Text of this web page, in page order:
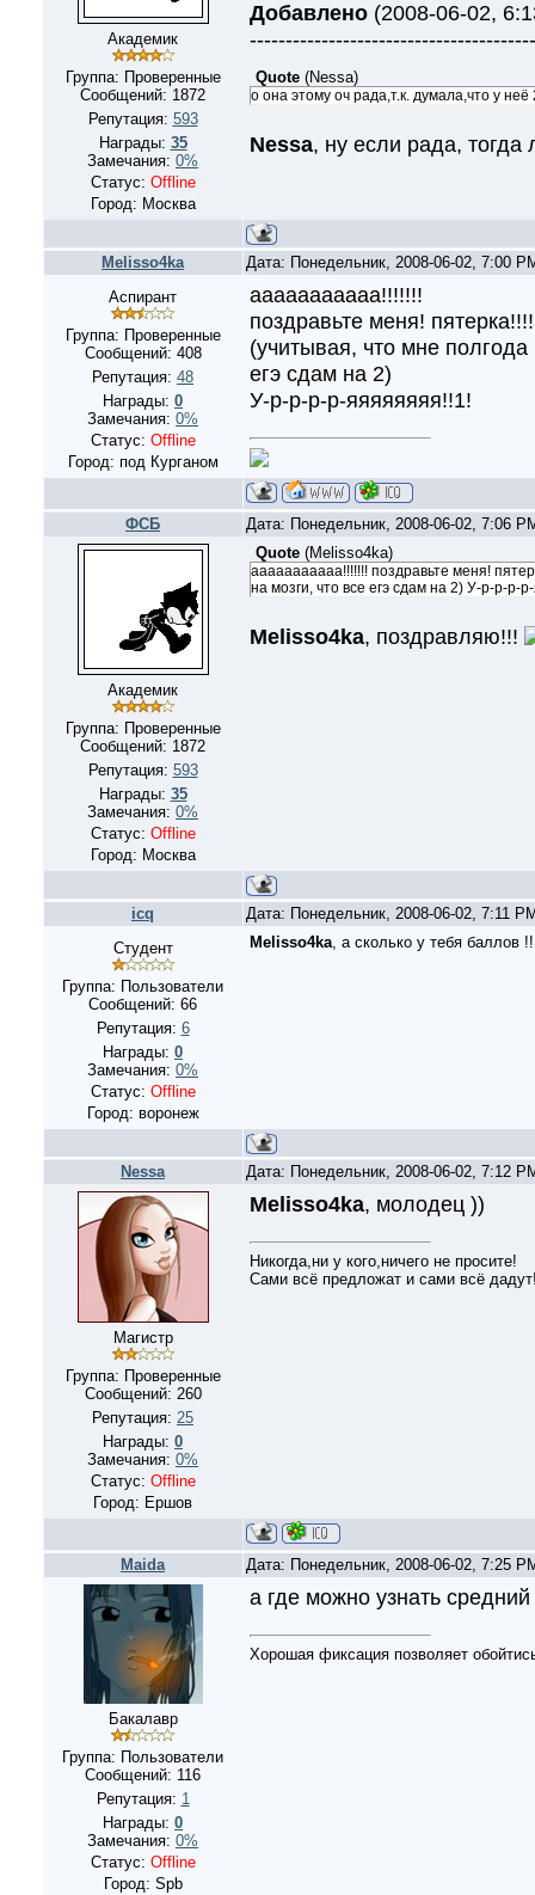
Академик
Группа: Проверенные
Сообщений: 1872
Репутация: 593
Награды: 35
Замечания: 0%
Статус: Offline
Город: Москва
Добавлено(2008-06-02,
Quote(Nessa)
о она этому оч рада,т.к. думала,что у неё
Nessa, ну если рада, тогда
Melisso4ka
Дата: Понедельник, 2008-06-02, 7:00
Аспирант
Группа: Проверенные
Сообщений: 408
Репутация: 48
Награды: 0
Замечания: 0%
Статус: Offline
Город: под Курганом
ааааааааааа!!!!!!!
поздравьте меня! пятерка!!!!
(учитывая, что мне полгода
егэ сдам на 2)
У-р-р-р-р-яяяяяяяя!!1!
ФСБ Дата: Понедельник, 2008-06-02, 7:06
Академик
Группа: Проверенные
Сообщений: 1872
Репутация: 593
Награды: 35
Замечания: 0%
Статус: Offline
Город: Москва
Quote(Melisso4ka)
ааааааааааа!!!!!!! поздравьте меня!
на мозги, что все егэ сдам на 2) У-р-р-р-
Melisso4ka, поздравляю!!!
icq
Дата: Понедельник, 2008-06-02, 7:11
Студент
Группа: Пользователи
Сообщений: 66
Репутация: 6
Награды: 0
Замечания: 0%
Статус: Offline
Город: воронеж
Melisso4ka, а сколько у тебя баллов
Nessa Дата: Понедельник, 2008-06-02, 7:12
Магистр
Группа: Проверенные
Сообщений: 260
Репутация: 25
Награды: 0
Замечания: 0%
Статус: Offline
Город: Ершов
Melisso4ka, молодец ))
Никогда,ни у кого,ничего не просите!
Сами всё предложат и сами всё
Maida Дата: Понедельник, 2008-06-02, 7:25
Бакалавр
Группа: Пользователи
Сообщений: 116
Репутация: 1
Награды: 0
Замечания: 0%
Статус: Offline
Город: Spb
а где можно узнать
Хорошая фиксация позволяет